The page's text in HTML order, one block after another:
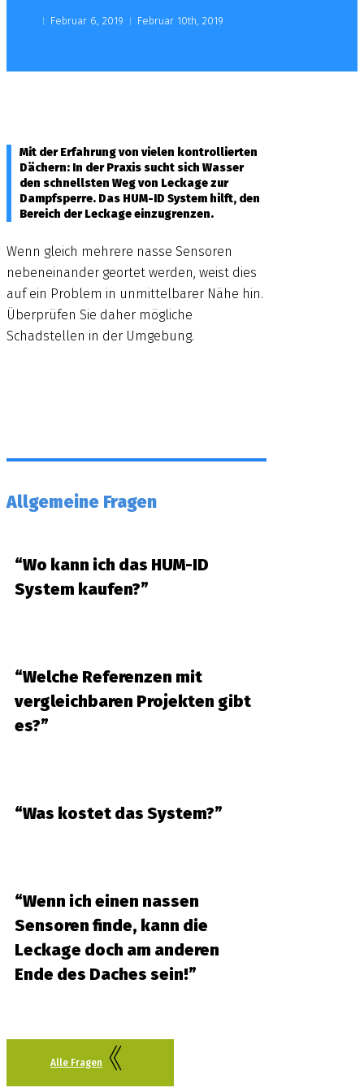
Februar 6, 2019 Februar 10th, 2019
Mit der Erfahrung von vielen kontrollierten
Dächern: In der Praxis sucht sich Wasser
den schnellsten Weg von Leckage zur
Dampfsperre. Das HUM-ID System hilft, den
Bereich der Leckage einzugrenzen.
Wenn gleich mehrere nasse Sensoren
nebeneinander geortet werden, weist dies
auf ein Problem in unmittelbarer Nähe hin.
Überprüfen Sie daher mögliche
Schadstellen in der Umgebung.
Allgemeine Fragen
“Wo kann ich das HUM-ID
System kaufen?”
“Welche Referenzen mit
vergleichbaren Projekten gibt
es?”
“Was kostet das System?”
“Wenn ich einen nassen
Sensoren finde, kann die
Leckage doch am anderen
Ende des Daches sein!”
Alle Fragen